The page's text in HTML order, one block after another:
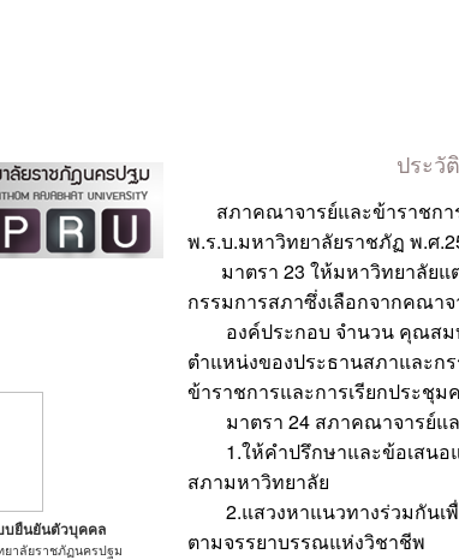
บยืนยันตัวบุคคล
ยาลัยราชภัฏนครปฐม
ประวั
สภาคณาจารย์และข้าราชก
พ.ร.บ.มหาวิทยาลัยราชภัฏ พ.ศ
มาตรา 23 ให้มหาวิทยาลัยแ
กรรมการสภาซึ่งเลือกจากคณา
องค์ประกอบ จำนวน คุณสมบั
ตำแหน่งของประธานสภาและก
ข้าราชการและการเรียกประชุ
มาตรา 24 สภาคณาจารย์แ
1.ให้คำปรึกษาและข้อเสนอแ
สภามหาวิทยาลัย
2.แสวงหาแนวทางร่วมกันเพื่
ตามจรรยาบรรณแห่งวิชาชีพ